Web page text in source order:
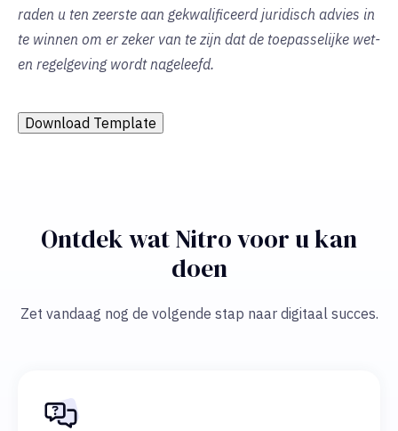
raden u ten zeerste aan gekwalificeerd juridisch advies in
te winnen om er zeker van te zijn dat de toepasselijke wet-
en regelgeving wordt nageleefd.
Download Template
Ontdek wat Nitro voor u kan
doen
Zet vandaag nog de volgende stap naar digitaal succes.